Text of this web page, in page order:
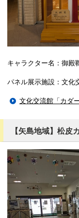
キャラクター名：御殿
パネル展示施設：文化
文化交流館「カダー
【矢島地域】松皮